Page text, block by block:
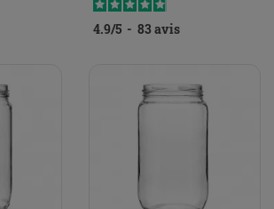
4.9/5 - 83 avis